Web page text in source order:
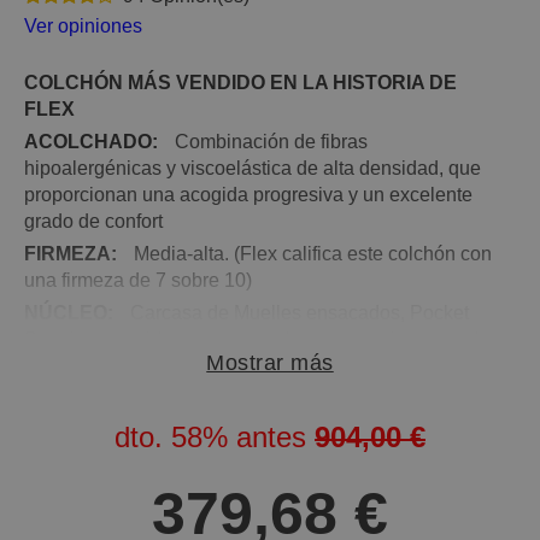
Ver opiniones
COLCHÓN MÁS VENDIDO EN LA HISTORIA DE
FLEX
ACOLCHADO:
Combinación de fibras
hipoalergénicas y viscoelástica de alta densidad, que
proporcionan una acogida progresiva y un excelente
grado de confort
FIRMEZA:
Media-alta. (Flex califica este colchón con
una firmeza de 7 sobre 10)
movimiento no se transmita de una zona del colchón a
ENCAPSULADO: Refuerzo perimetral del núcleo
con espumación de alta densidad, que proporciona
SISTEMA COMMODO®:
Espumación de alta
Mostrar más
dto. 58% antes 904,00 €
379,68 €